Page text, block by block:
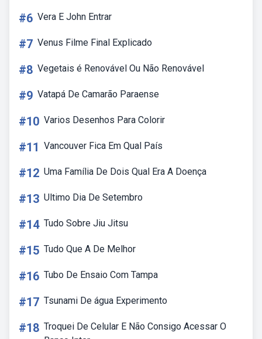
#6 Vera E John Entrar
#7 Venus Filme Final Explicado
#8 Vegetais é Renovável Ou Não Renovável
#9 Vatapá De Camarão Paraense
#10 Varios Desenhos Para Colorir
#11 Vancouver Fica Em Qual País
#12 Uma Família De Dois Qual Era A Doença
#13 Ultimo Dia De Setembro
#14 Tudo Sobre Jiu Jitsu
#15 Tudo Que A De Melhor
#16 Tubo De Ensaio Com Tampa
#17 Tsunami De água Experimento
#18 Troquei De Celular E Não Consigo Acessar O